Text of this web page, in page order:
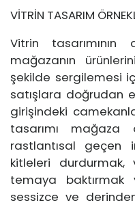
VİTRİN TASARIM
Vitrin
mağazanın
şekilde sergilemesi
satışlara doğrudan
girişindeki
tasarımı
rastlantısal geçen
kitleleri durdurmak,
temaya
sessizce ve